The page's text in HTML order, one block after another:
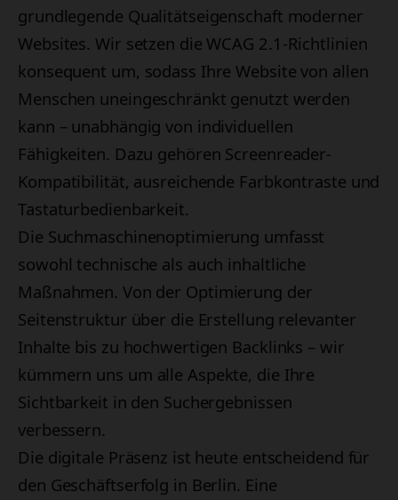
grundlegende Qualitätseigenschaft moderner
Websites. Wir setzen die WCAG 2.1-Richtlinien
konsequent um, sodass Ihre Website von allen
Menschen uneingeschränkt genutzt werden
kann – unabhängig von individuellen
Fähigkeiten. Dazu gehören Screenreader-
Kompatibilität, ausreichende Farbkontraste und
Tastaturbedienbarkeit.
Die Suchmaschinenoptimierung umfasst
sowohl technische als auch inhaltliche
Maßnahmen. Von der Optimierung der
Seitenstruktur über die Erstellung relevanter
Inhalte bis zu hochwertigen Backlinks – wir
kümmern uns um alle Aspekte, die Ihre
Sichtbarkeit in den Suchergebnissen
verbessern.
Die digitale Präsenz ist heute entscheidend für
den Geschäftserfolg in Berlin. Eine